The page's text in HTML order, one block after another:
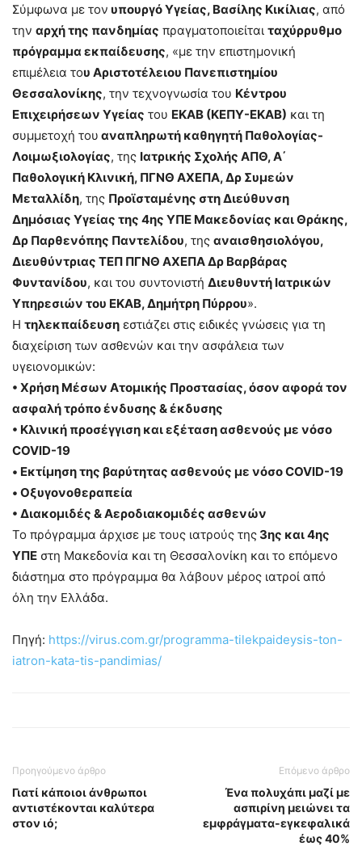
Σύμφωνα με τον υπουργό Υγείας, Βασίλης Κικίλιας, από
την αρχή της πανδημίας πραγματοποιείται ταχύρρυθμο
πρόγραμμα εκπαίδευσης, «με την επιστημονική
επιμέλεια του Αριστοτέλειου Πανεπιστημίου
Θεσσαλονίκης, την τεχνογνωσία του Κέντρου
Επιχειρήσεων Υγείας του ΕΚΑΒ (ΚΕΠΥ-ΕΚΑΒ) και τη
συμμετοχή του αναπληρωτή καθηγητή Παθολογίας-
Λοιμωξιολογίας, της Ιατρικής Σχολής ΑΠΘ, Α΄
Παθολογική Κλινική, ΠΓΝΘ ΑΧΕΠΑ, Δρ Συμεών
Μεταλλίδη, της Προϊσταμένης στη Διεύθυνση
Δημόσιας Υγείας της 4ης ΥΠΕ Μακεδονίας και Θράκης,
Δρ Παρθενόπης Παντελίδου, της αναισθησιολόγου,
Διευθύντριας ΤΕΠ ΠΓΝΘ ΑΧΕΠΑ Δρ Βαρβάρας
Φυντανίδου, και του συντονιστή Διευθυντή Ιατρικών
Υπηρεσιών του ΕΚΑΒ, Δημήτρη Πύρρου».
Η τηλεκπαίδευση εστιάζει στις ειδικές γνώσεις για τη
διαχείριση των ασθενών και την ασφάλεια των
υγειονομικών:
• Χρήση Μέσων Ατομικής Προστασίας, όσον αφορά τον
ασφαλή τρόπο ένδυσης & έκδυσης
• Κλινική προσέγγιση και εξέταση ασθενούς με νόσο
COVlD-19
• Εκτίμηση της βαρύτητας ασθενούς με νόσο COVlD-19
• Οξυγονοθεραπεία
• Διακομιδές & Αεροδιακομιδές ασθενών
Το πρόγραμμα άρχισε με τους ιατρούς της 3ης και 4ης
ΥΠΕ στη Μακεδονία και τη Θεσσαλονίκη και το επόμενο
διάστημα στο πρόγραμμα θα λάβουν μέρος ιατροί από
όλη την Ελλάδα.
Πηγή: https://virus.com.gr/programma-tilekpaideysis-ton-
iatron-kata-tis-pandimias/
Προηγούμενο άρθρο
Γιατί κάποιοι άνθρωποι
αντιστέκονται καλύτερα
στον ιό;
Επόμενο άρθρο
Ένα πολυχάπι μαζί με
ασπιρίνη μειώνει τα
εμφράγματα-εγκεφαλικά
έως 40%